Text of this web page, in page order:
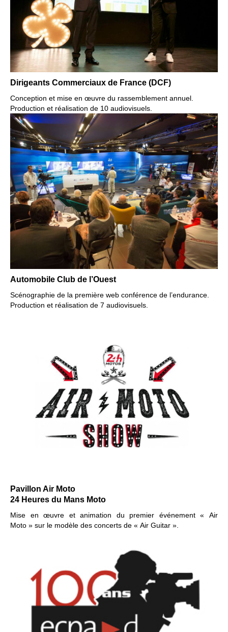
Dirigeants Commerciaux de France (DCF)
Conception et mise en œuvre du rassemblement annuel.
Production et réalisation de 10 audiovisuels.
Automobile Club de l’Ouest
Scénographie de la première web conférence de l’endurance.
Production et réalisation de 7 audiovisuels.
Pavillon Air Moto
24 Heures du Mans Moto
Mise en œuvre et animation du premier événement « Air
Moto » sur le modèle des concerts de « Air Guitar ».